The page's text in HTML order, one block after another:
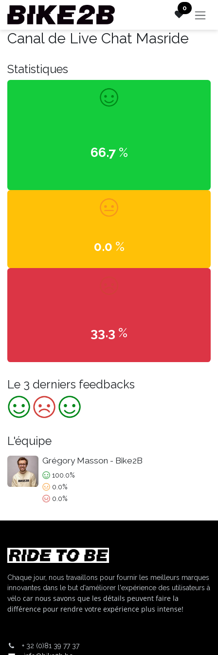
Se rendre au contenu 0
Canal de Live Chat Masride
Statistiques
66.7 %
0.0 %
33.3 %
Le 3 derniers feedbacks
L'équipe
Grégory Masson - Bike2B
100.0%
0.0%
0.0%
Chaque jour, nous travaillons pour fournir les meilleurs marques
innovantes dans le but d'améliorer l'expérience des utilisateurs à
vélo car nous savons que les détails peuvent faire la
différence pour rendre votre expérience plus intense!
+ 32 (0)81 39 77 37